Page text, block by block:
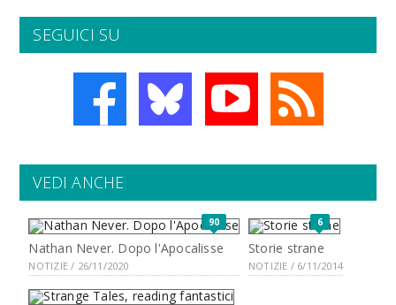
SEGUICI SU
VEDI ANCHE
90
Nathan Never. Dopo l'Apocalisse
NOTIZIE / 26/11/2020
6
Storie strane
NOTIZIE / 6/11/2014